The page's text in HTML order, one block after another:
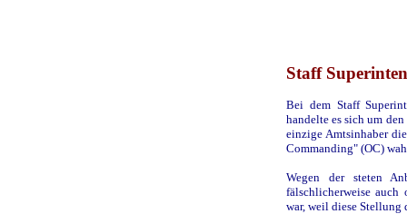
Staff
Bei dem Staff
handelte es sich um
einzige Amtsinhaber
Commanding" (OC)
Wegen der steten
fälschlicherweise auch
war, weil diese Stellung